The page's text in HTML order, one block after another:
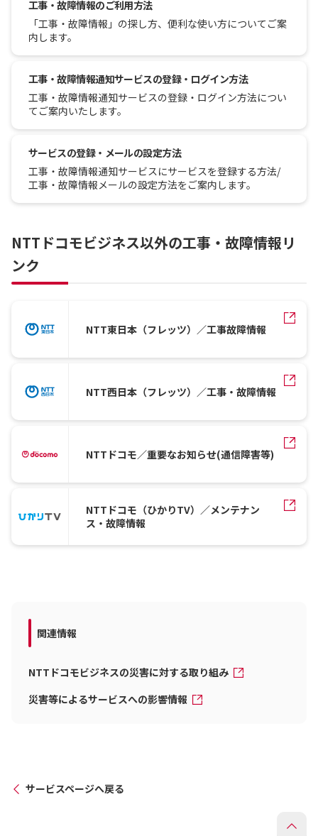
工事・故障情報のご利用方法
「工事・故障情報」の探し方、便利な使い方についてご案
内します。
工事・故障情報通知サービスの登録・ログイン方法
工事・故障情報通知サービスの登録・ログイン方法につい
てご案内いたします。
サービスの登録・メールの設定方法
工事・故障情報通知サービスにサービスを登録する方法/
工事・故障情報メールの設定方法をご案内します。
NTTドコモビジネス以外の工事・故障情報リ
ンク
NTT東日本（フレッツ）／工事故障情報
NTT西日本（フレッツ）／工事・故障情報
NTTドコモ／重要なお知らせ(通信障害等)
NTTドコモ（ひかりTV）／メンテナン
ス・故障情報
関連情報
NTTドコモビジネスの災害に対する取り組み
災害等によるサービスへの影響情報
サービスページへ戻る